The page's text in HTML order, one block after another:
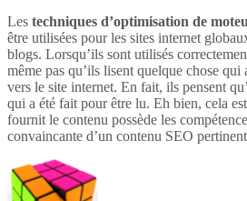
Les techniques d’optimisation de
être utilisées pour les sites internet
blogs. Lorsqu’ils sont utilisés
même pas qu’ils lisent quelque chose
vers le site internet. En fait, ils pensent
qui a été fait pour être lu. Eh bien, cela
fournit le contenu possède les
convaincante d’un contenu SEO